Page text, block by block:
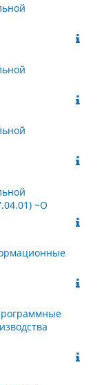
~О